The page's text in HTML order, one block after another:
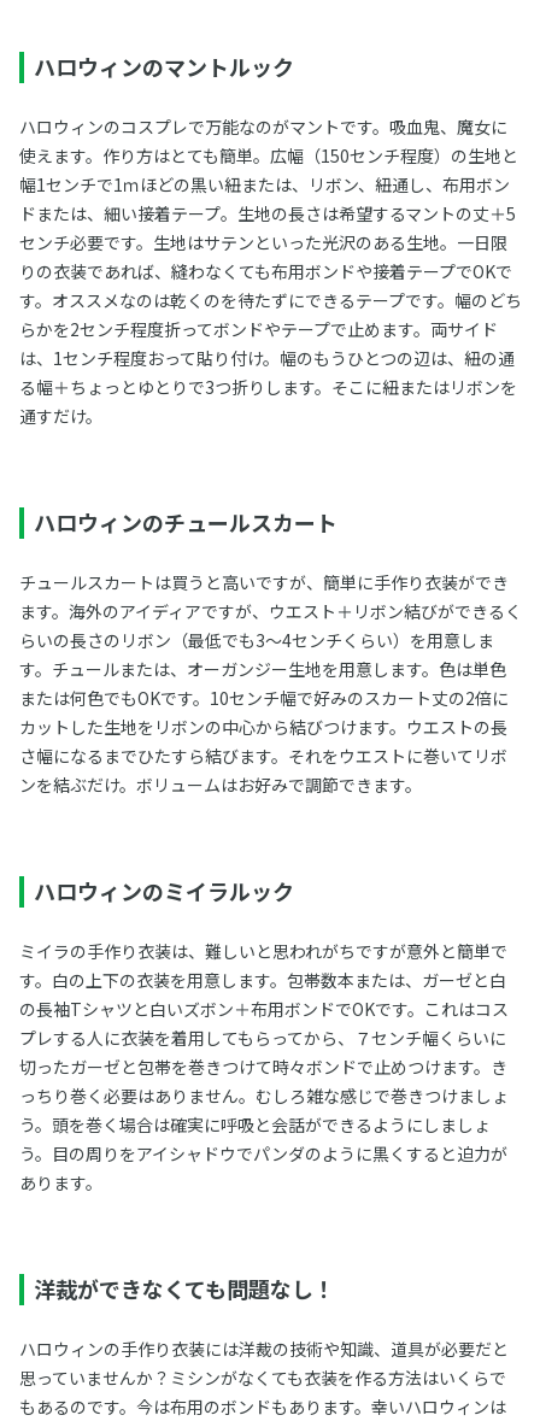
ハロウィンのマントルック
ハロウィンのコスプレで万能なのがマントです。吸血鬼、魔女に
使えます。作り方はとても簡単。広幅（150センチ程度）の生地と
幅1センチで1ｍほどの黒い紐または、リボン、紐通し、布用ボン
ドまたは、細い接着テープ。生地の長さは希望するマントの丈＋5
センチ必要です。生地はサテンといった光沢のある生地。一日限
りの衣装であれば、縫わなくても布用ボンドや接着テープでOKで
す。オススメなのは乾くのを待たずにできるテープです。幅のどち
らかを2センチ程度折ってボンドやテープで止めます。両サイド
は、1センチ程度おって貼り付け。幅のもうひとつの辺は、紐の通
る幅＋ちょっとゆとりで3つ折りします。そこに紐またはリボンを
通すだけ。
ハロウィンのチュールスカート
チュールスカートは買うと高いですが、簡単に手作り衣装ができ
ます。海外のアイディアですが、ウエスト＋リボン結びができるく
らいの長さのリボン（最低でも3～4センチくらい）を用意しま
す。チュールまたは、オーガンジー生地を用意します。色は単色
または何色でもOKです。10センチ幅で好みのスカート丈の2倍に
カットした生地をリボンの中心から結びつけます。ウエストの長
さ幅になるまでひたすら結びます。それをウエストに巻いてリボ
ンを結ぶだけ。ボリュームはお好みで調節できます。
ハロウィンのミイラルック
ミイラの手作り衣装は、難しいと思われがちですが意外と簡単で
す。白の上下の衣装を用意します。包帯数本または、ガーゼと白
の長袖Tシャツと白いズボン＋布用ボンドでOKです。これはコス
プレする人に衣装を着用してもらってから、７センチ幅くらいに
切ったガーゼと包帯を巻きつけて時々ボンドで止めつけます。き
っちり巻く必要はありません。むしろ雑な感じで巻きつけましょ
う。頭を巻く場合は確実に呼吸と会話ができるようにしましょ
う。目の周りをアイシャドウでパンダのように黒くすると迫力が
あります。
洋裁ができなくても問題なし！
ハロウィンの手作り衣装には洋裁の技術や知識、道具が必要だと
思っていませんか？ミシンがなくても衣装を作る方法はいくらで
もあるのです。今は布用のボンドもあります。幸いハロウィンは